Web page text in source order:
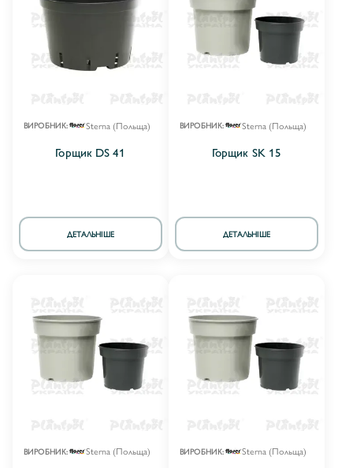
ВИРОБНИК: Sterna (Польща)
Горщик DS 41
ДЕТАЛЬНІШЕ
ВИРОБНИК: Sterna (Польща)
Горщик SK 15
ДЕТАЛЬНІШЕ
ВИРОБНИК: Sterna (Польща) ВИРОБНИК: Sterna (Польща)